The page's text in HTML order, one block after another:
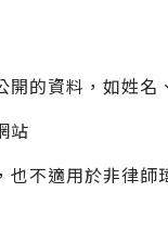
的資料，如姓名
站
不適用於非律師